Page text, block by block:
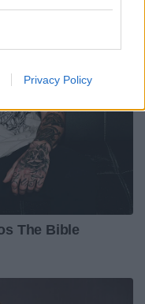
Privacy Policy